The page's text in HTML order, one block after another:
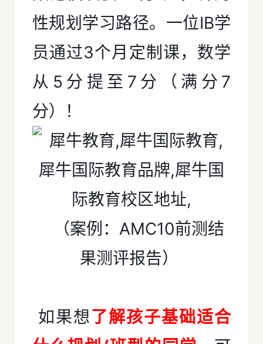
性规划学习路径。一位IB学
员通过3个月定制课，数学
从5分提至7分（满分7
分）！
（案例：AMC10前测结
果测评报告）
如果想了解孩子基础适合